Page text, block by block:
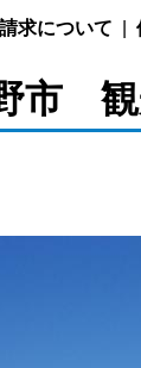
求について
市 観